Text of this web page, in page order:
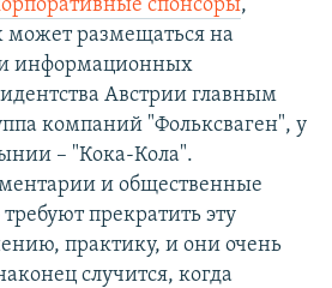
спонсоры,
может размещаться на
и информационных
Австрии главным
компаний "Фольксваген", у
– "Кока-Кола".
и общественные
прекратить эту
практику, и они очень
случится, когда